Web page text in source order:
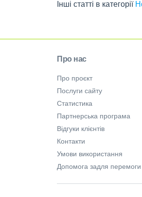
Інші статті в категорії
Про нас
Про проєкт
Послуги сайту
Статистика
Партнерська програма
Відгуки клієнтів
Контакти
Умови використання
Допомога задля перемоги